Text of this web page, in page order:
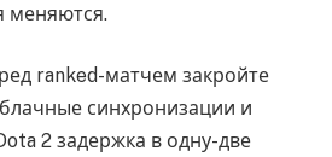
меняются.
ranked-матчем закройте
синхронизации и
2 задержка в одну-две